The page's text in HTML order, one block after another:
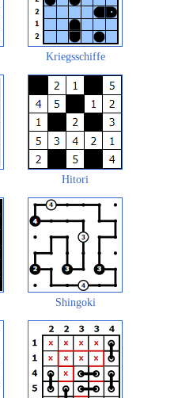
Kriegsschiffe
Hitori
Shingoki